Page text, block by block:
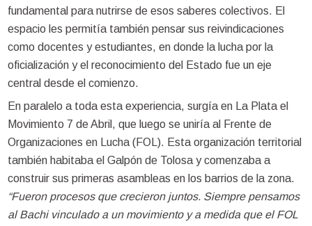
fundamental para nutrirse de esos saberes colectivos. El
espacio les permitía también pensar sus reivindicaciones
como docentes y estudiantes, en donde la lucha por la
oficialización y el reconocimiento del Estado fue un eje
central desde el comienzo.
En paralelo a toda esta experiencia, surgía en La Plata el
Movimiento 7 de Abril, que luego se uniría al Frente de
Organizaciones en Lucha (FOL). Esta organización territorial
también habitaba el Galpón de Tolosa y comenzaba a
construir sus primeras asambleas en los barrios de la zona.
“Fueron procesos que crecieron juntos. Siempre pensamos
al Bachi vinculado a un movimiento y a medida que el FOL